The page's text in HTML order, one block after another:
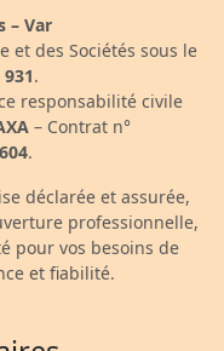
– Var
et des Sociétés sous le
.
responsabilité civile
– Contrat n°
.
déclarée et assurée,
professionnelle,
pour vos besoins de
et fiabilité.